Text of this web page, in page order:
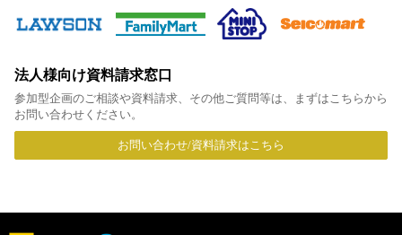
法人様向け資料請求窓口
参加型企画のご相談や資料請求、その他ご質問等は、まずはこちらから
お問い合わせください。
お問い合わせ/資料請求はこちら